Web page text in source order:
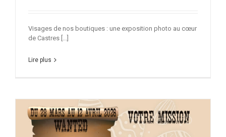
Visages de nos boutiques : une exposition photo au cœur
de Castres [...]
Lire plus